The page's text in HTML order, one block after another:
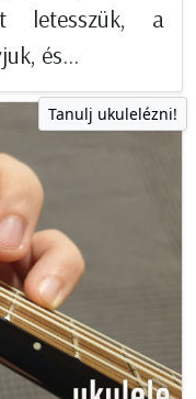
letesszük, a
és...
Tanulj ukulelézni!